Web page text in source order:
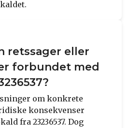
retssager eller
forbundet med
om konkrete
konsekvenser
fra 23236537. Dog